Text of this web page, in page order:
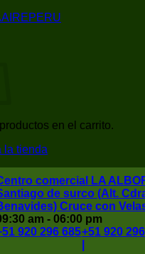
en el carrito.
la tienda
comercial LA
de surco (Alt.
Cruce con
am - 06:00 pm
920 296 685+51 920